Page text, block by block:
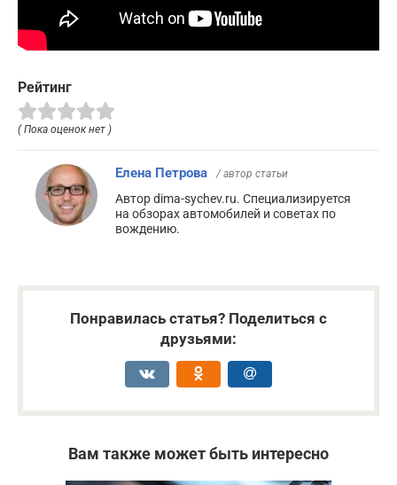
Рейтинг
( Пока оценок нет )
Елена Петрова / автор статьи
Автор dima-sychev.ru. Специализируется
на обзорах автомобилей и советах по
вождению.
Понравилась статья? Поделиться с
друзьями:
Вам также может быть интересно